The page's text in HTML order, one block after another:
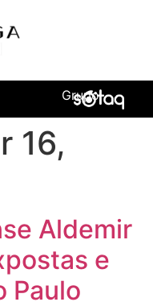
Grupo
16,
Aldemir
e
Paulo